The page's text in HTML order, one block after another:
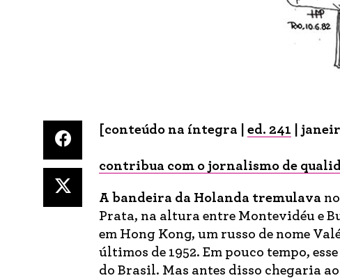
[conteúdo na íntegra | ed. 241 |
contribua com o jornalismo de
A bandeira da Holanda tremulava
Prata, na altura entre Montevidéu e
em Hong Kong, um russo de nome
últimos de 1952. Em pouco tempo,
do Brasil. Mas antes disso chegaria